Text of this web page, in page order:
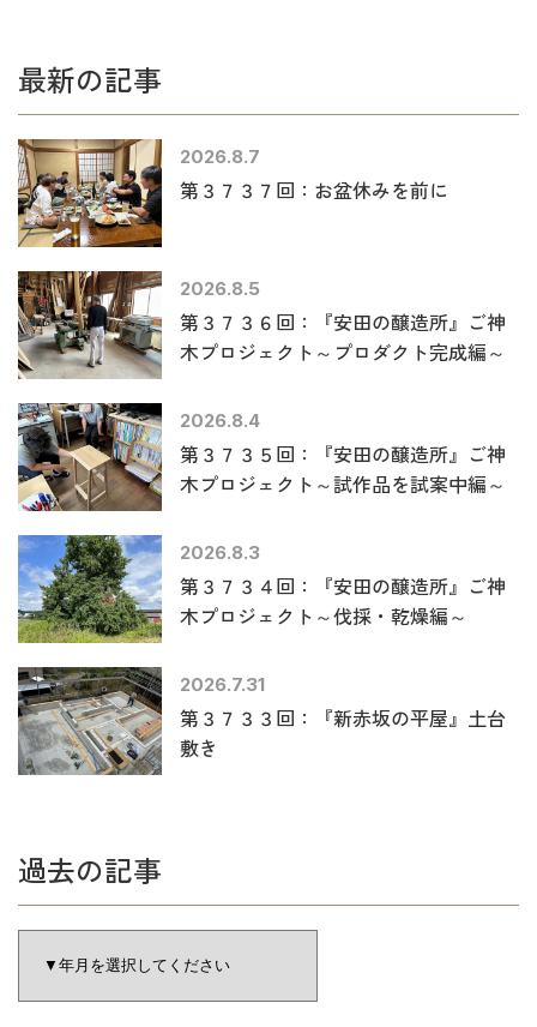
最新の記事
2026.8.7
第３７３７回：お盆休みを前に
2026.8.5
第３７３６回：『安田の醸造所』ご神
木プロジェクト～プロダクト完成編～
2026.8.4
第３７３５回：『安田の醸造所』ご神
木プロジェクト～試作品を試案中編～
2026.8.3
第３７３４回：『安田の醸造所』ご神
木プロジェクト～伐採・乾燥編～
2026.7.31
第３７３３回：『新赤坂の平屋』土台
敷き
過去の記事